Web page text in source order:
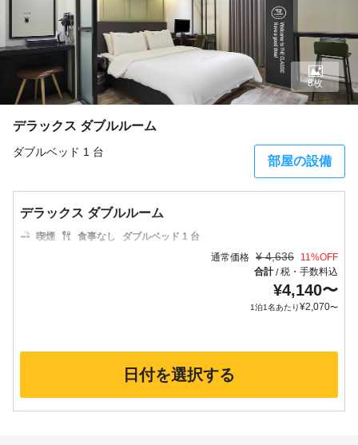
デラックス ダブルルーム
ダブルベッド 1 台
部屋の設備
8枚
デラックス ダブルルーム
喫煙 食事なし
ダブルベッド 1 台
通常価格 ¥ 4,636 11%OFF
合計/税・手数料込
¥4,140〜
1泊1名あたり¥2,070〜
日付を選択する